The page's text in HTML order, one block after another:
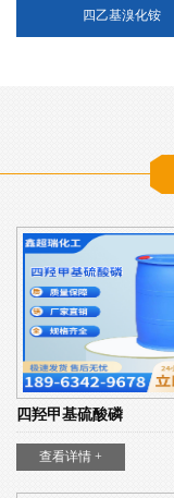
四乙基溴化铵
四羟甲基硫酸磷
查看详情 +